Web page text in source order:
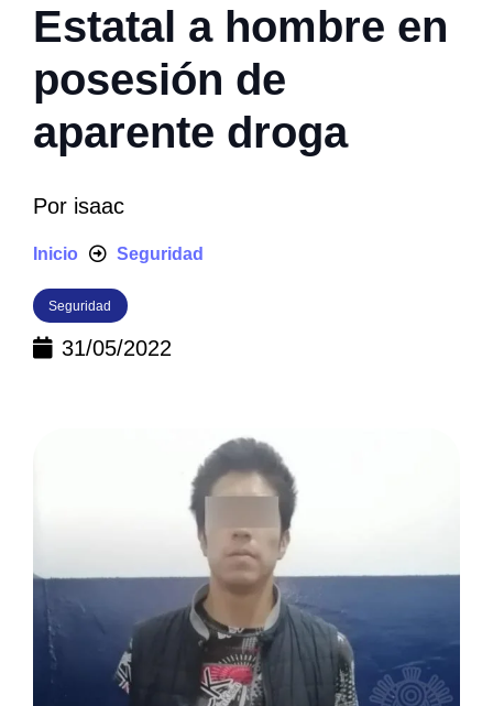
Estatal a hombre en
posesión de
aparente droga
Por isaac
Inicio Seguridad
Seguridad
31/05/2022